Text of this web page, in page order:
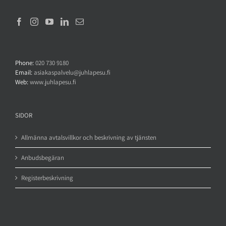
Phone:020 730 9180
Email:asiakaspalvelu@juhlapesu.fi
Web:www.juhlapesu.fi
SIDOR
Allmänna avtalsvillkor och beskrivning av tjänsten
Anbudsbegäran
Registerbeskrivning